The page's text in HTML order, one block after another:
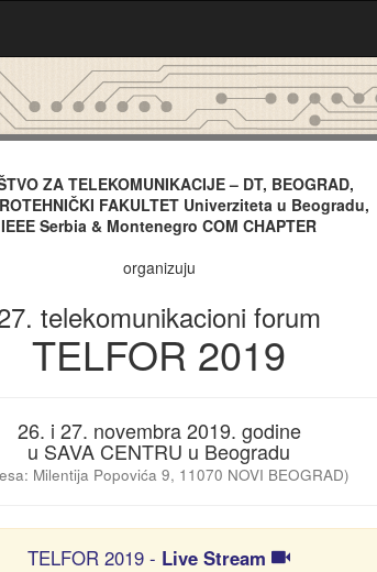
ZA TELEKOMUNIKACIJE – DT, BEOGRAD,
FAKULTET Univerziteta u Beogradu,
IEEE Serbia & Montenegro COM CHAPTER
organizuju
telekomunikacioni forum
TELFOR 2019
26. i 27. novembra 2019. godine
u SAVA CENTRU u Beogradu
Milentija Popovića 9, 11070 NOVI BEOGRAD)
TELFOR 2019 - Live Stream